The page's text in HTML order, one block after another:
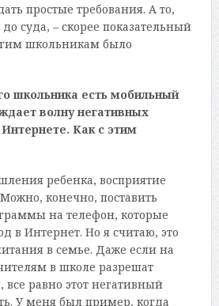
простые требования. А то,
суда, – скорее показательный
школьникам было
школьника есть мобильный
волну негативных
Как с этим
ребенка, восприятие
конечно, поставить
на телефон, которые
в Интернет. Но я считаю, это
в семье. Даже если на
в школе разрешат
все равно этот негативный
У меня был пример, когда